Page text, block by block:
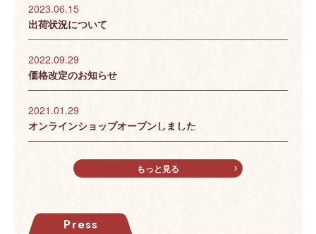
2023.06.15
出荷状況について
2022.09.29
価格改定のお知らせ
2021.01.29
オンラインショップオープンしました
もっと見る
Press